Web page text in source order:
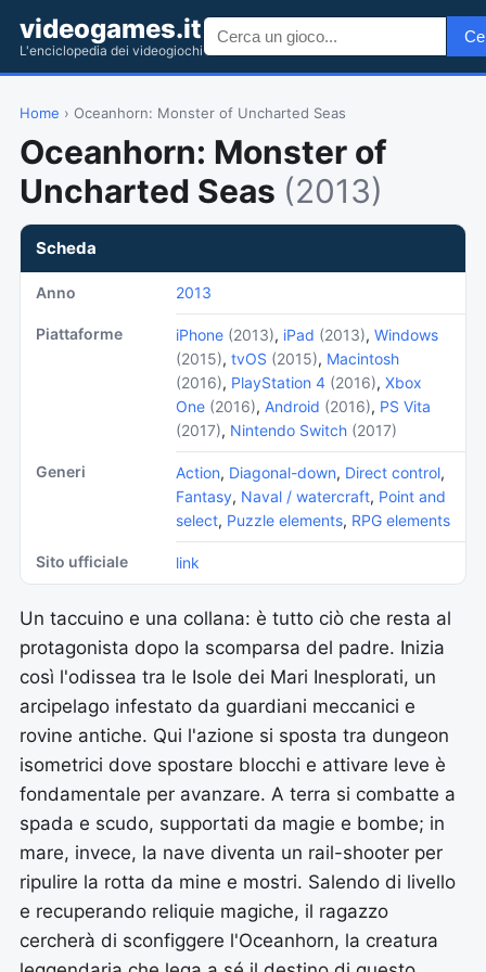
videogames.it
L'enciclopedia dei videogiochi
Home › Oceanhorn: Monster of Uncharted Seas
Oceanhorn: Monster of
Uncharted Seas (2013)
Scheda
Anno 2013
Piattaforme iPhone (2013), iPad (2013), Windows
(2015), tvOS (2015), Macintosh
(2016), PlayStation 4 (2016), Xbox
One (2016), Android (2016), PS Vita
(2017), Nintendo Switch (2017)
Generi Action, Diagonal-down, Direct control,
Fantasy, Naval / watercraft, Point and
select, Puzzle elements, RPG elements
Sito ufficiale link
Un taccuino e una collana: è tutto ciò che resta al
protagonista dopo la scomparsa del padre. Inizia
così l'odissea tra le Isole dei Mari Inesplorati, un
arcipelago infestato da guardiani meccanici e
rovine antiche. Qui l'azione si sposta tra dungeon
isometrici dove spostare blocchi e attivare leve è
fondamentale per avanzare. A terra si combatte a
spada e scudo, supportati da magie e bombe; in
mare, invece, la nave diventa un rail-shooter per
ripulire la rotta da mine e mostri. Salendo di livello
e recuperando reliquie magiche, il ragazzo
cercherà di sconfiggere l'Oceanhorn, la creatura